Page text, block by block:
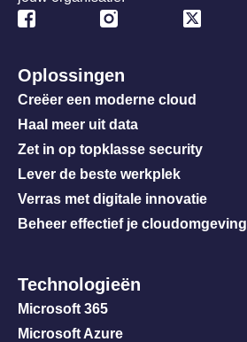
Oplossingen
Creëer een moderne cloud
Haal meer uit data
Zet in op topklasse security
Lever de beste werkplek
Verras met digitale innovatie
Beheer effectief je cloudomgeving
Technologieën
Microsoft 365
Microsoft Azure